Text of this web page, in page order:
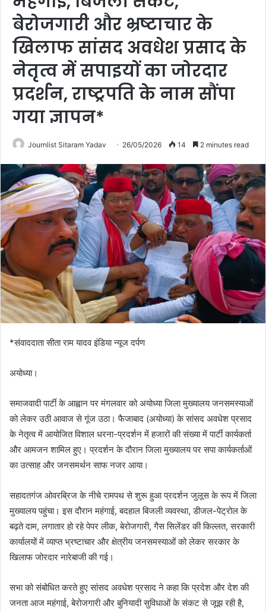
बेरोजगारी और भ्रष्टाचार के
खिलाफ सांसद अवधेश प्रसाद के
नेतृत्व में सपाइयों का जोरदार
प्रदर्शन, राष्ट्रपति के नाम सौंपा
गया ज्ञापन*
Journlist Sitaram Yadav 26/05/2026 14 2 minutes read
*संवाददाता सीता राम यादव इंडिया न्यूज दर्पण
अयोध्या।
समाजवादी पार्टी के आह्वान पर मंगलवार को अयोध्या जिला मुख्यालय जनसमस्याओं
को लेकर उठी आवाज से गूंज उठा। फैजाबाद (अयोध्या) के सांसद अवधेश प्रसाद
के नेतृत्व में आयोजित विशाल धरना-प्रदर्शन में हजारों की संख्या में पार्टी कार्यकर्ता
और आमजन शामिल हुए। प्रदर्शन के दौरान जिला मुख्यालय पर सपा कार्यकर्ताओं
का उत्साह और जनसमर्थन साफ नजर आया।
सहादतगंज ओवरब्रिज के नीचे रामपथ से शुरू हुआ प्रदर्शन जुलूस के रूप में जिला
मुख्यालय पहुंचा। इस दौरान महंगाई, बदहाल बिजली व्यवस्था, डीजल-पेट्रोल के
बढ़ते दाम, लगातार हो रहे पेपर लीक, बेरोजगारी, गैस सिलेंडर की किल्लत, सरकारी
कार्यालयों में व्याप्त भ्रष्टाचार और क्षेत्रीय जनसमस्याओं को लेकर सरकार के
खिलाफ जोरदार नारेबाजी की गई।
सभा को संबोधित करते हुए सांसद अवधेश प्रसाद ने कहा कि प्रदेश और देश की
जनता आज महंगाई, बेरोजगारी और बुनियादी सुविधाओं के संकट से जूझ रही है,